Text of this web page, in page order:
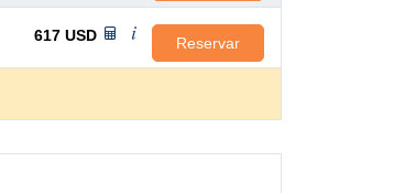
617 USD Reservar